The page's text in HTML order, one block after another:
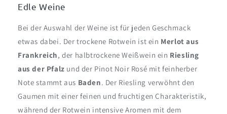
Edle Weine
Bei der Auswahl der Weine ist für jeden Geschmack
etwas dabei. Der trockene Rotwein ist ein Merlot aus
Frankreich, der halbtrockene Weißwein ein Riesling
aus der Pfalz und der Pinot Noir Rosé mit feinherber
Note stammt aus Baden. Der Riesling verwöhnt den
Gaumen mit einer feinen und fruchtigen Charakteristik,
während der Rotwein intensive Aromen mit dem